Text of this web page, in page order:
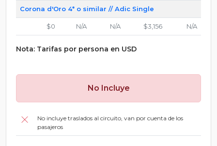
Corona d'Oro 4* o similar // Adic Single
$0 N/A N/A $3,156 N/A
Nota: Tarifas por persona en USD
No Incluye
No incluye traslados al circuito, van por cuenta de los
pasajeros